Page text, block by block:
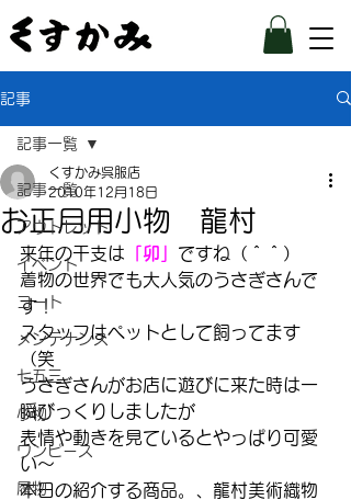
記事
記事一覧
アウトレット
イベント
コート
メンテナンス
七五三
小物
ワンピース
履物
記事一覧
お正月用小物 龍村
くすかみ呉服店
2010年12月18日
来年の干支は 「卯」 ですね（＾＾）
着物の世界でも大人気のうさぎさんで
す！
スタッフはペットとして飼ってます
（笑
うさぎさんがお店に遊びに来た時は一
瞬びっくりしましたが
表情や動きを見ているとやっぱり可愛
い〜
本日の紹介する商品。、龍村美術織物